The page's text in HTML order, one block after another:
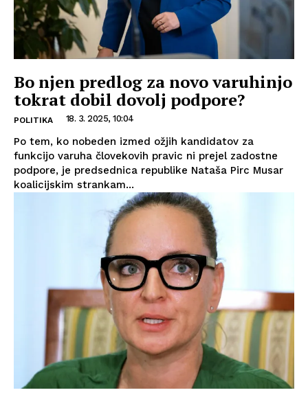
Bo njen predlog za novo varuhinjo
tokrat dobil dovolj podpore?
POLITIKA 18. 3. 2025, 10:04
Po tem, ko nobeden izmed ožjih kandidatov za
funkcijo varuha človekovih pravic ni prejel zadostne
podpore, je predsednica republike Nataša Pirc Musar
koalicijskim strankam...